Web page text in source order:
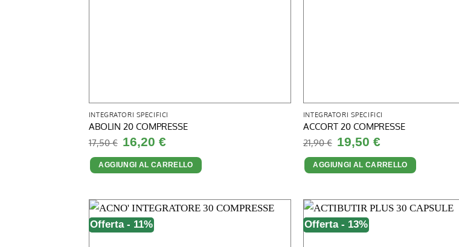
INTEGRATORI SPECIFICI
ABOLIN 20 COMPRESSE
17,50€ Il
prezzo
originale
era:
17,50 €.
16,20€prezzo
attuale
è:
16,20 €.
AGGIUNGI AL CARRELLO
INTEGRATORI SPECIFICI
ACCORT 20 COMPRESSE
21,90€ Il
prezzo
originale
era:
21,90 €.
19,50€prezzo
attuale
è:
19,50 €.
AGGIUNGI AL CARRELLO
Offerta - 11% Offerta - 13%